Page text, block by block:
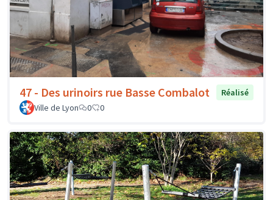
47 - Des urinoirs rue Basse Combalot
Réalisé
Ville de Lyon
0 0